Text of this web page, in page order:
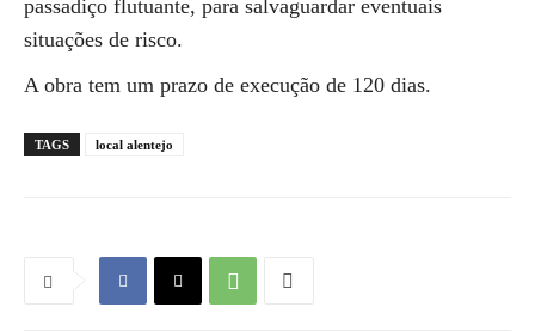
passadiço flutuante, para salvaguardar eventuais
situações de risco.
A obra tem um prazo de execução de 120 dias.
TAGS local alentejo